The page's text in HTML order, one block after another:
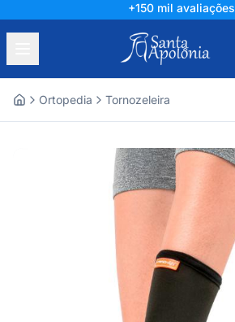
+150 mil avaliações
Ortopedia Tornozeleira